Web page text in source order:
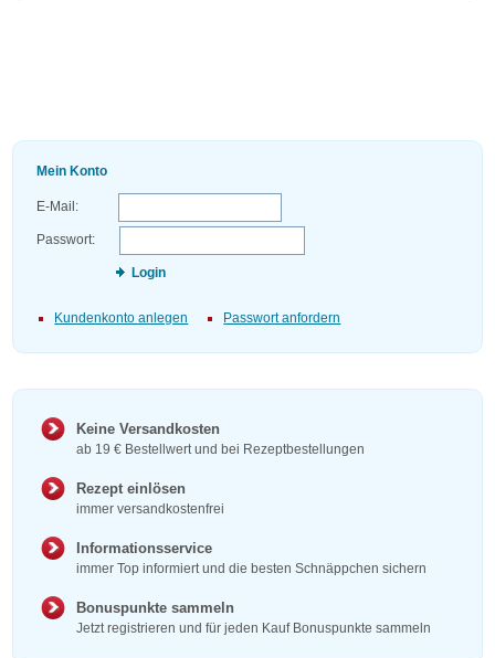
Mein Konto
E-Mail:
Passwort:
Login
Kundenkonto anlegen Passwort anfordern
Keine Versandkosten
ab 19 € Bestellwert und bei Rezeptbestellungen
Rezept einlösen
immer versandkostenfrei
Informationsservice
immer Top informiert und die besten Schnäppchen sichern
Bonuspunkte sammeln
Jetzt registrieren und für jeden Kauf Bonuspunkte sammeln